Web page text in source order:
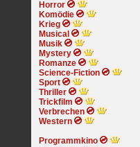
Horror
Komödie
Krieg
Musical
Musik
Mystery
Romanze
Science-Fiction
Sport
Thriller
Trickfilm
Verbrechen
Western
Programmkino